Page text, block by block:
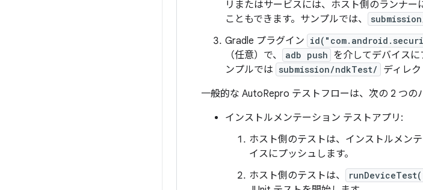
リまたはサービスには、ホスト側のランナ
こともできます。サンプルでは、
Gradle プラグイン
（任意）で、
adb push を介してデバイス
ンプルでは submission/ndkTest/
ディレ
一般的な AutoRepro テストフローは、次の 2 つの
インストルメンテーション テストアプリ:
ホスト側のテストは、インストルメン
イスにプッシュします。
ホスト側のテストは、